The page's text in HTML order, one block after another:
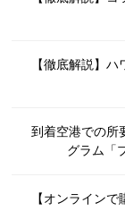
【徹底解説】
到着空港での所
グラム「
【オンライン